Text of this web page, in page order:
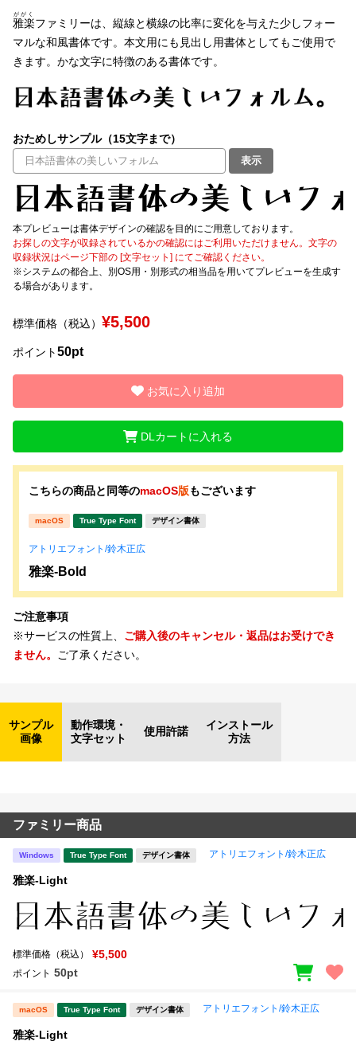
マイページ
よくあるご質問
お問い合わせ
教科書体 行書体
草書体 勘亭流
太さ・ウェイト
セット or 単体
雅楽
ががく
ファミリーは、縦線と横線の比率に変化を与えた少しフォー
マルな和風書体です。本文用にも見出し用書体としてもご使用で
きます。かな文字に特徴のある書体です。
おためしサンプル（15文字まで）
表示
本プレビューは書体デザインの確認を目的にご用意しております。
お探しの文字が収録されているかの確認にはご利用いただけません。文字の
収録状況はページ下部の [文字セット] にてご確認ください。
※システムの都合上、別OS用・別形式の相当品を用いてプレビューを生成す
る場合があります。
標準価格（税込） ¥5,500
ポイント50pt
お気に入り追加
DLカートに入れる
こちらの商品と同等のmacOS版もございます
macOS True Type Font デザイン書体
アトリエフォント/鈴木正広
雅楽-Bold
ご注意事項
※サービスの性質上、 ご購入後のキャンセル・返品はお受けでき
ません。
ご了承ください。
サンプル
画像
動作環境・
文字セット
使用許諾
インストール
方法
ファミリー商品
Windows True Type Font デザイン書体 アトリエフォント/鈴木正広
雅楽-Light
標準価格（税込） ¥5,500
ポイント 50pt
macOS True Type Font デザイン書体 アトリエフォント/鈴木正広
雅楽-Light